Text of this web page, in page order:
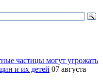
частицы могут угрожать
и их детей 07 августа